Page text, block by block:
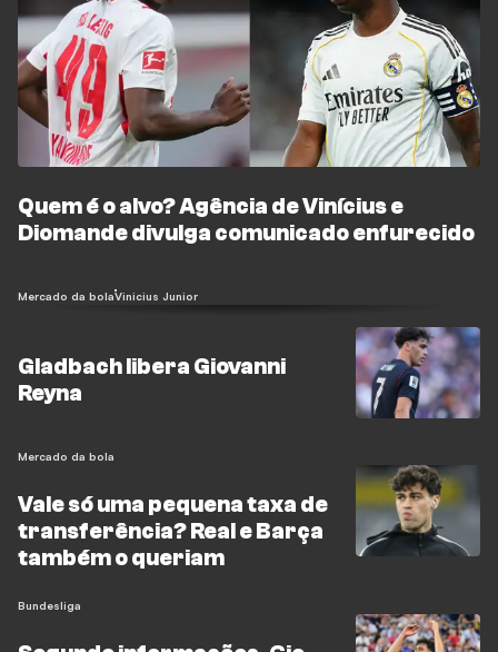
Quem é o alvo? Agência de Vinícius e
Diomande divulga comunicado enfurecido
Mercado da bolaVinicius Junior
Gladbach libera Giovanni
Reyna
Mercado da bola
Vale só uma pequena taxa de
transferência? Real e Barça
também o queriam
Bundesliga